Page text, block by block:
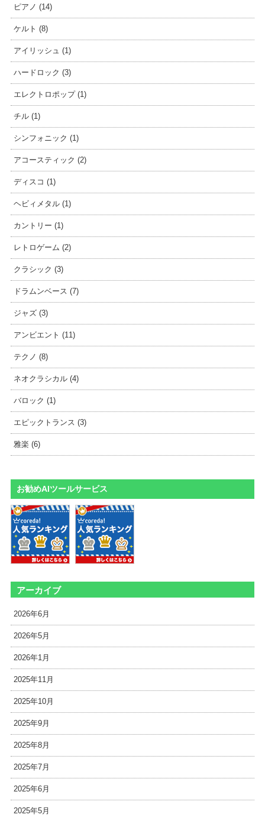
ピアノ (14)
ケルト (8)
アイリッシュ (1)
ハードロック (3)
エレクトロポップ (1)
チル (1)
シンフォニック (1)
アコースティック (2)
ディスコ (1)
ヘビィメタル (1)
カントリー (1)
レトロゲーム (2)
クラシック (3)
ドラムンベース (7)
ジャズ (3)
アンビエント (11)
テクノ (8)
ネオクラシカル (4)
バロック (1)
エピックトランス (3)
雅楽 (6)
お勧めAIツールサービス
アーカイブ
2026年6月
2026年5月
2026年1月
2025年11月
2025年10月
2025年9月
2025年8月
2025年7月
2025年6月
2025年5月